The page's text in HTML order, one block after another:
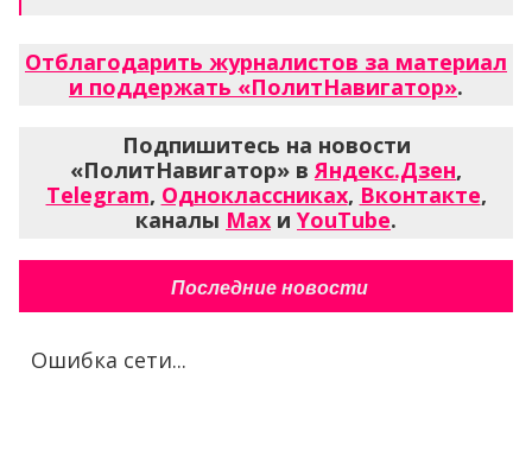
Отблагодарить журналистов за материал
и поддержать «ПолитНавигатор».
Подпишитесь на новости
«ПолитНавигатор» вЯндекс.Дзен,
Telegram, Одноклассниках, Вконтакте,
каналы Max и YouTube.
Последние новости
Ошибка сети...